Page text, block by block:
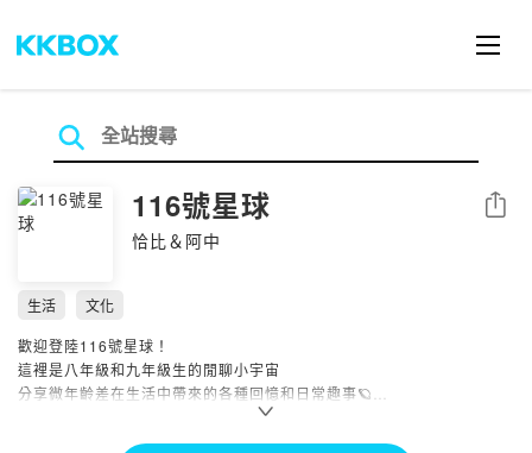
116號星球
恰比＆阿中
分享
生活
文化
歡迎登陸116號星球！
這裡是八年級和九年級生的閒聊小宇宙
分享微年齡差在生活中帶來的各種回憶和日常趣事🪐
🌙 每周日晚上8:00更新